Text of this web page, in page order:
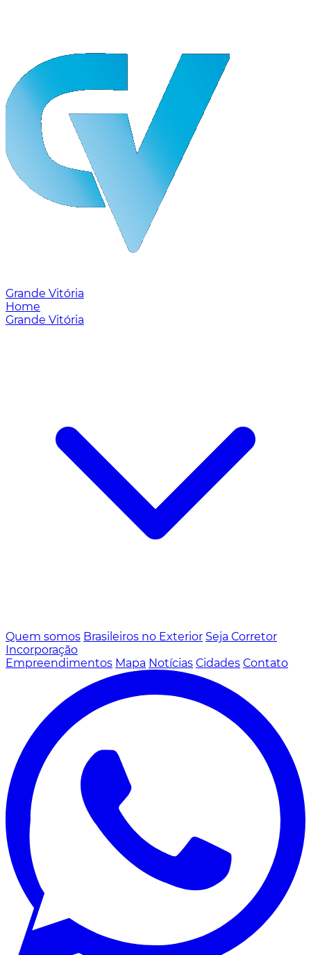
Grande Vitória
Home
Grande Vitória
Quem somos Brasileiros no Exterior Seja Corretor
Incorporação
Empreendimentos Mapa Notícias Cidades Contato